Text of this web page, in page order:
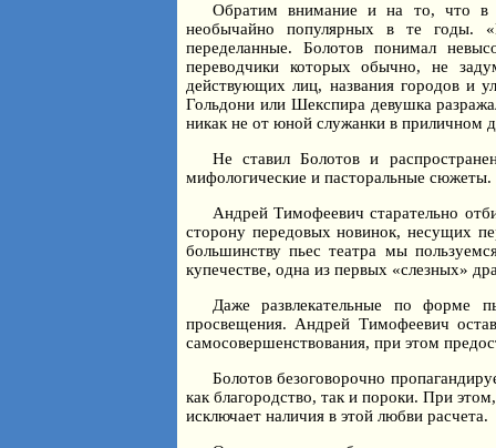
Обратим внимание и на то, что в
необычайно популярных в те годы.
переделанные. Болотов понимал
переводчики которых обычно, не
действующих лиц, названия городов и
Гольдони или Шекспира девушка
никак не от юной служанки в приличном
Не ставил Болотов и
мифологические и пасторальные сюжеты.
Андрей Тимофеевич старательно
сторону передовых новинок, несущих
большинству пьес театра мы
купечестве, одна из первых «слезных»
Даже развлекательные по форме
просвещения. Андрей Тимофеевич
самосовершенствования, при этом
Болотов безоговорочно
как благородство, так и пороки. При
исключает наличия в этой любви расчета.